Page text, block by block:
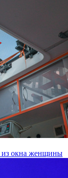
из окна женщины